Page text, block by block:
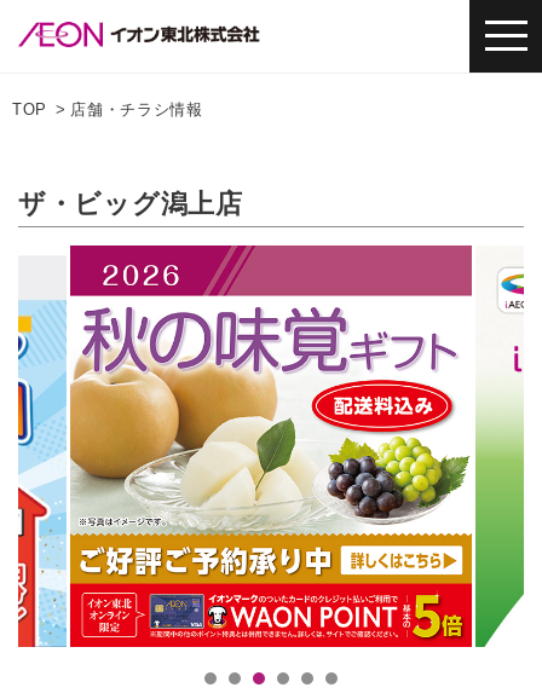
TOP 店舗・チラシ情報
ザ・ビッグ潟上店